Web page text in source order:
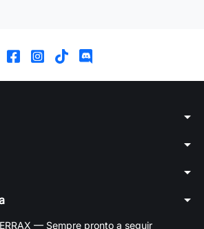
arrow_drop_down
arrow_drop_down
arrow_drop_down
arrow_drop_down
— Sempre pronto a seguir